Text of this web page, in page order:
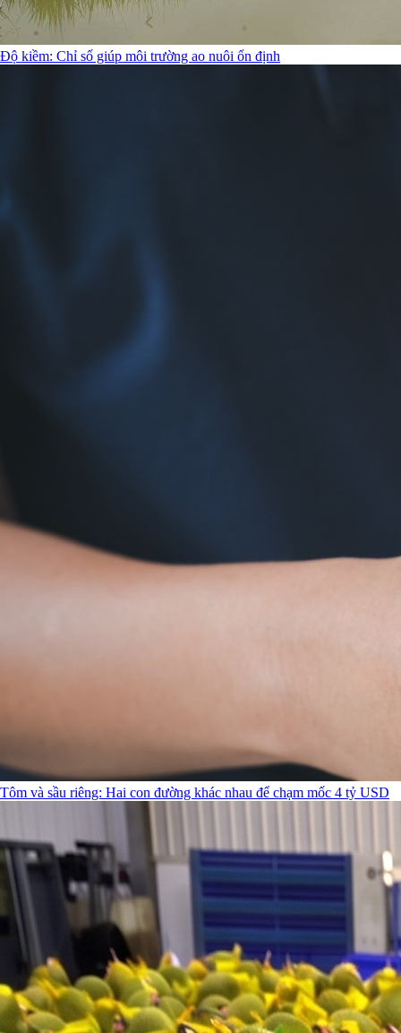
Độ kiềm: Chỉ số giúp môi trường ao nuôi ổn định
Tôm và sầu riêng: Hai con đường khác nhau để chạm mốc 4 tỷ USD